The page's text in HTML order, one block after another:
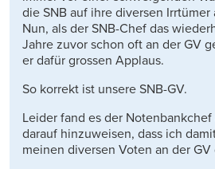
die SNB auf ihre diversen Irrtümer
Nun, als der SNB-Chef das
Jahre zuvor schon oft an der GV
er dafür grossen Applaus.
So korrekt ist unsere SNB-GV.
Leider fand es der
darauf hinzuweisen, dass ich
meinen diversen Voten an der GV